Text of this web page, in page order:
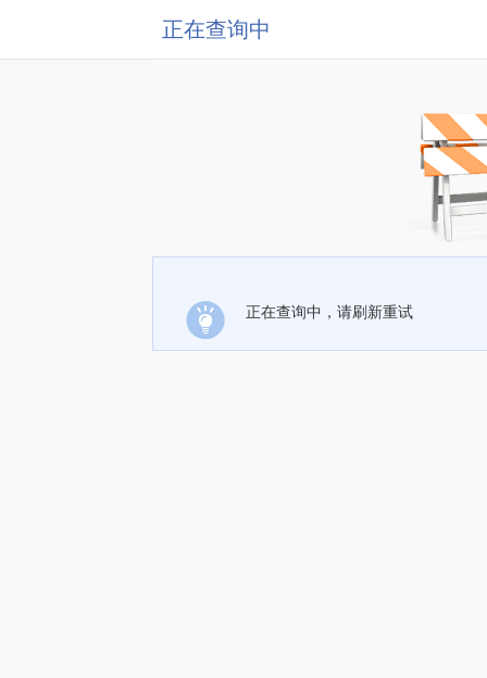
正在查询中
正在查询中，请刷新重试